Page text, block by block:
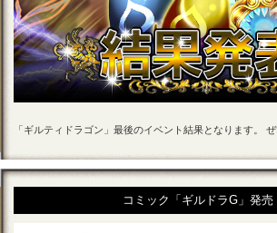
「ギルティドラゴン」最後のイベント結果となります。 ぜ
コミック「ギルドラG」発売